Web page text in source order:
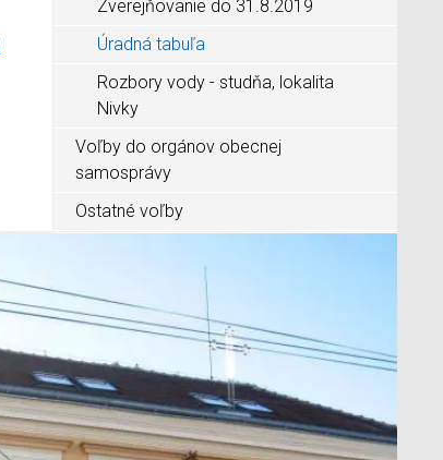
Zverejňovanie do 31.8.2019
Úradná tabuľa
Rozbory vody - studňa, lokalita
Nivky
Voľby do orgánov obecnej
samosprávy
Ostatné voľby